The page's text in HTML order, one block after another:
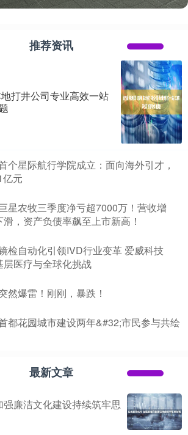
推荐资讯
打井公司专业高效一站
个星际航行学院成立：面向海外引才，
元
星农牧三季度净亏超7000万！营收增
，资产负债率飙至上市新高！
检自动化引领IVD行业变革 爱威科技
层医疗与全球化挑战
然爆雷！刚刚，暴跌！
都花园城市建设两年&#32;市民参与共绘
最新文章
廉洁文化建设持续筑牢思